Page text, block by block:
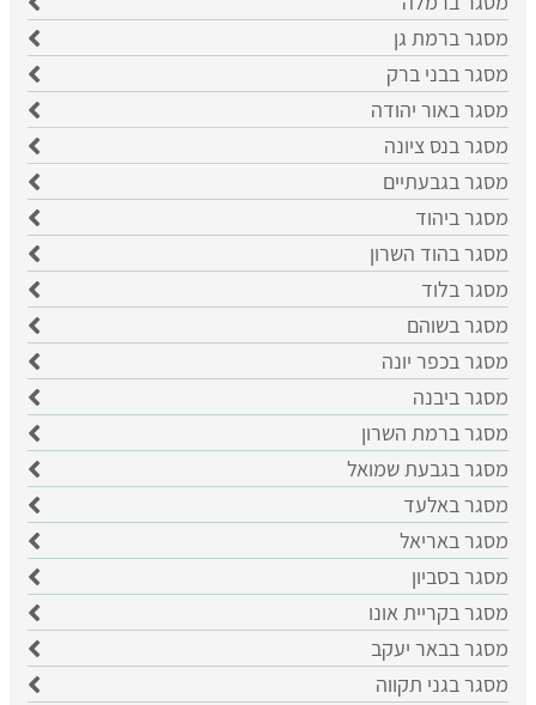
מסגר ברמת גן
מסגר בבני ברק
מסגר באור יהודה
מסגר בנס ציונה
מסגר בגבעתיים
מסגר ביהוד
מסגר בהוד השרון
מסגר בלוד
מסגר בשוהם
מסגר בכפר יונה
מסגר ביבנה
מסגר ברמת השרון
מסגר בגבעת שמואל
מסגר באלעד
מסגר באריאל
מסגר בסביון
מסגר בקריית אונו
מסגר בבאר יעקב
מסגר בגני תקווה